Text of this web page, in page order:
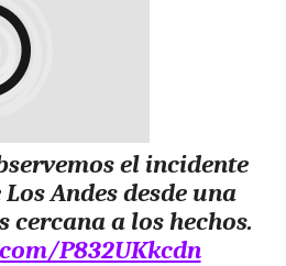
el incidente
Andes desde una
cercana a los hechos.
P832UKkcdn